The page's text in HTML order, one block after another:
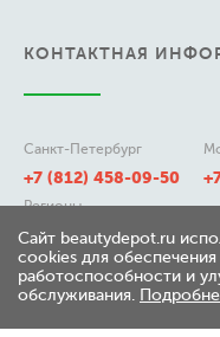
КОНТАКТНАЯ
Санкт-Петербург
+7 (812) 458-09-50
Регионы
8 (800) 511-21-50
197348, г. Санкт-Петербург,
Сайт beautydepot.ru
cookies для обеспечения
работоспособности и
обслуживания.